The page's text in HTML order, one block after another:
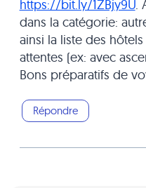
https://bit.ly/1ZBjy9U.
dans la catégorie:
ainsi la liste des
attentes (ex: avec
Bons préparatifs de
Répondre